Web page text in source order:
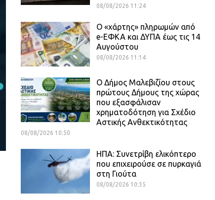
08/08/2026 11:24
Ο «χάρτης» πληρωμών από
e-ΕΦΚΑ και ΔΥΠΑ έως τις 14
Αυγούστου
08/08/2026 11:14
Ο Δήμος Μαλεβιζίου στους
πρώτους Δήμους της χώρας
που εξασφάλισαν
χρηματοδότηση για Σχέδιο
Αστικής Ανθεκτικότητας
08/08/2026 10:50
ΗΠΑ: Συνετρίβη ελικόπτερο
που επιχειρούσε σε πυρκαγιά
στη Γιούτα
08/08/2026 10:35